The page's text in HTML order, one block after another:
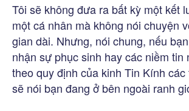
Tôi sẽ không đưa ra bất kỳ một kết
một cá nhân mà không nói chuyện
gian dài. Nhưng, nói chung, nếu
nhận sự phục sinh hay các niềm tin
theo quy định của kinh Tin Kính
sẽ nói bạn đang ở bên ngoài ranh